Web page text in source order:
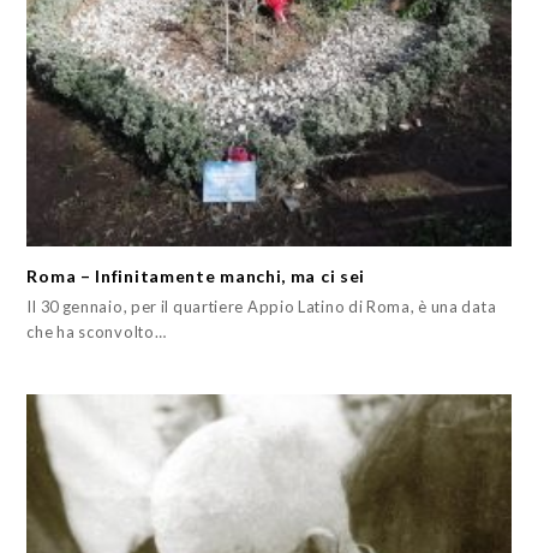
Roma – Infinitamente manchi, ma ci sei
Il 30 gennaio, per il quartiere Appio Latino di Roma, è una data
che ha sconvolto…